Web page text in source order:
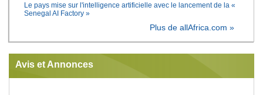
Le pays mise sur l'intelligence artificielle avec le lancement de la «
Senegal AI Factory »
Plus de allAfrica.com »
Avis et Annonces